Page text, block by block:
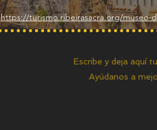
https://turismo.ribeirasacra.org/museo-
Escribe y deja aquí
Ayúdanos a